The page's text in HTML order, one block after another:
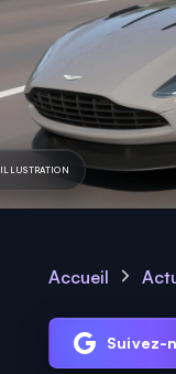
ILLUSTRATION
Accueil
Suivez-